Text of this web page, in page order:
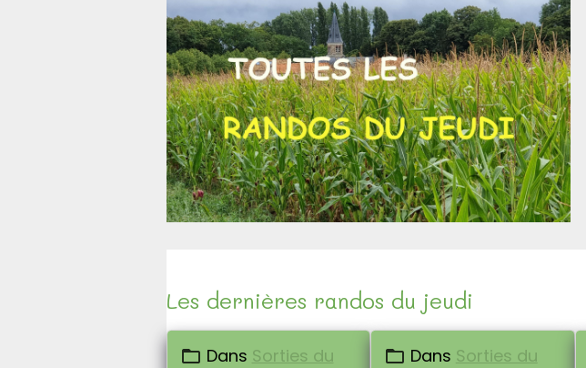
Les dernières randos du jeudi
Dans Sorties du
Dans Sorties du